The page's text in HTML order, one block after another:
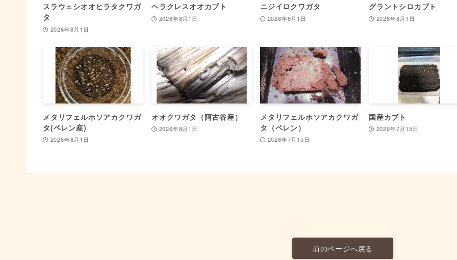
スラウェシオオヒラタクワガ
タ
2026年8月1日
ヘラクレスオオカブト
2026年8月1日
ニジイロクワガタ
2026年8月1日
グラントシロカブト
2026年8月1日
メタリフェルホソアカクワガ
タ(ペレン産)
2026年8月1日
オオクワガタ（阿古谷産）
2026年8月1日
メタリフェルホソアカクワガ
タ（ペレン）
2026年7月15日
国産カブト
2026年7月15日
前のページへ戻る